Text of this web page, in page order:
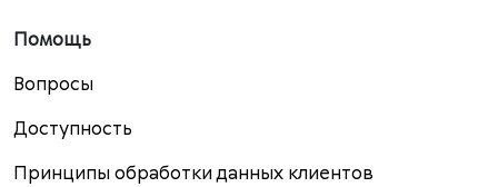
Помощь
Вопросы
Доступность
Принципы обработки данных клиентов